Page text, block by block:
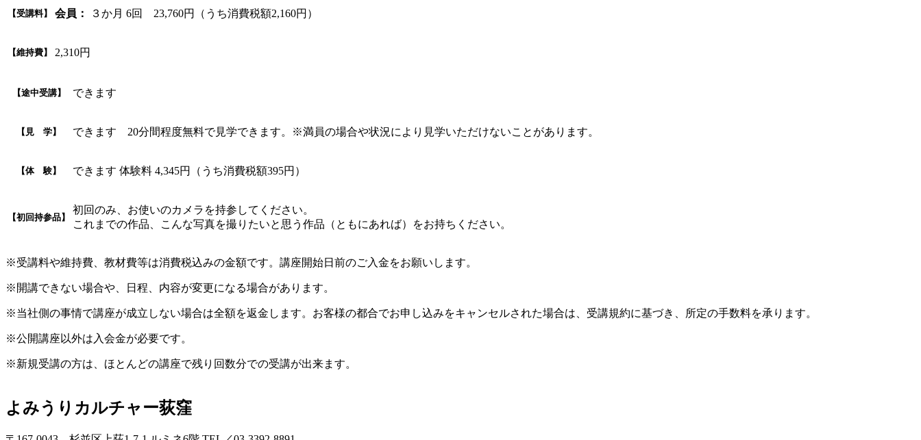
【受講料】 会員： ３か月 6回 23,760円（うち消費税額2,160円）
【維持費】 2,310円
【途中受講】 できます
【見 学】 できます 20分間程度無料で見学できます。※満員の場合や状況により見学いただけないことがあります。
【体 験】 できます 体験料 4,345円（うち消費税額395円）
【初回持参品】
初回のみ、お使いのカメラを持参してください。
これまでの作品、こんな写真を撮りたいと思う作品（ともにあれば）をお持ちください。
※受講料や維持費、教材費等は消費税込みの金額です。講座開始日前のご入金をお願いします。
※開講できない場合や、日程、内容が変更になる場合があります。
※当社側の事情で講座が成立しない場合は全額を返金します。お客様の都合でお申し込みをキャンセルされた場合は、受講規約に基づき、所定の手数料を承ります。
※公開講座以外は入会金が必要です。
※新規受講の方は、ほとんどの講座で残り回数分での受講が出来ます。
よみうりカルチャー荻窪